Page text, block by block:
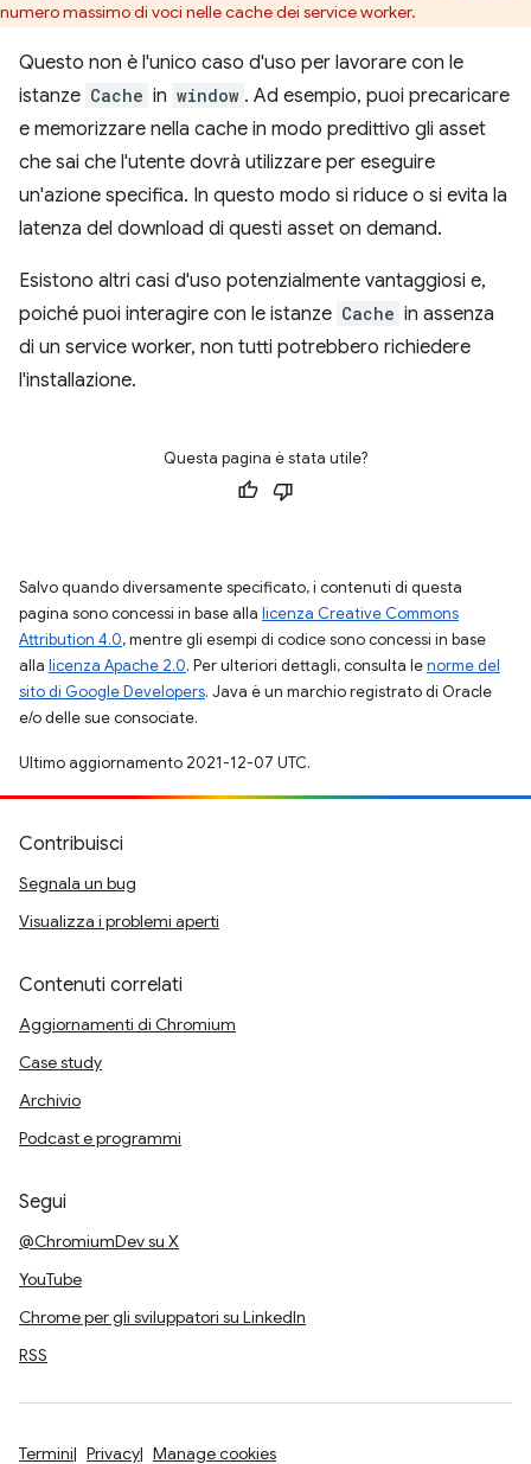
numero massimo di voci nelle cache dei service worker.
Questo non è l'unico caso d'uso per lavorare con le
istanze Cache in window . Ad esempio, puoi precaricare
e memorizzare nella cache in modo predittivo gli asset
che sai che l'utente dovrà utilizzare per eseguire
un'azione specifica. In questo modo si riduce o si evita la
latenza del download di questi asset on demand.
Esistono altri casi d'uso potenzialmente vantaggiosi e,
poiché puoi interagire con le istanze Cache in assenza
di un service worker, non tutti potrebbero richiedere
l'installazione.
Questa pagina è stata utile?
Salvo quando diversamente specificato, i contenuti di questa
pagina sono concessi in base alla licenza Creative Commons
Attribution 4.0, mentre gli esempi di codice sono concessi in base
alla licenza Apache 2.0. Per ulteriori dettagli, consulta lenorme del
sito di Google Developers. Java è un marchio registrato di Oracle
e/o delle sue consociate.
Ultimo aggiornamento 2021-12-07 UTC.
Contribuisci
Segnala un bug
Visualizza i problemi aperti
Contenuti correlati
Aggiornamenti di Chromium
Case study
Archivio
Podcast e programmi
Segui
@ChromiumDev su X
YouTube
Chrome per gli sviluppatori su LinkedIn
RSS
Termini Privacy Manage cookies